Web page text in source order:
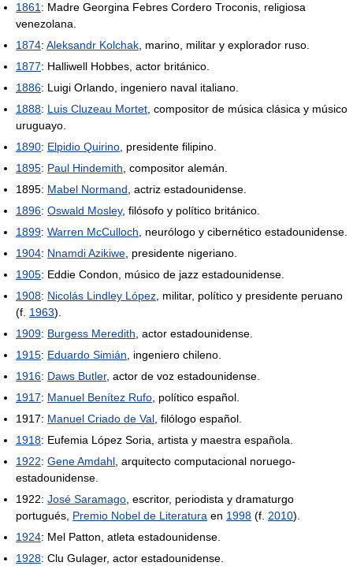
1861: Madre Georgina Febres Cordero Troconis, religiosa
venezolana.
1874: Aleksandr Kolchak, marino, militar y explorador ruso.
1877: Halliwell Hobbes, actor británico.
1886: Luigi Orlando, ingeniero naval italiano.
1888: Luis Cluzeau Mortet, compositor de música clásica y músico
uruguayo.
1890: Elpidio Quirino, presidente filipino.
1895: Paul Hindemith, compositor alemán.
1895: Mabel Normand, actriz estadounidense.
1896: Oswald Mosley, filósofo y político británico.
1899: Warren McCulloch, neurólogo y cibernético estadounidense.
1904: Nnamdi Azikiwe, presidente nigeriano.
1905: Eddie Condon, músico de jazz estadounidense.
1908: Nicolás Lindley López, militar, político y presidente peruano
(f. 1963).
1909: Burgess Meredith, actor estadounidense.
1915: Eduardo Simián, ingeniero chileno.
1916: Daws Butler, actor de voz estadounidense.
1917: Manuel Benítez Rufo, político español.
1917: Manuel Criado de Val, filólogo español.
1918: Eufemia López Soria, artista y maestra española.
1922: Gene Amdahl, arquitecto computacional noruego-
estadounidense.
1922: José Saramago, escritor, periodista y dramaturgo
portugués, Premio Nobel de Literatura en 1998 (f. 2010).
1924: Mel Patton, atleta estadounidense.
1928: Clu Gulager, actor estadounidense.